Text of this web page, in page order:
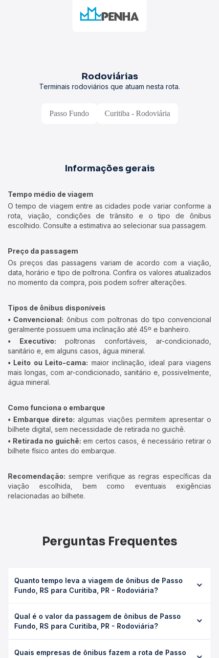
Rodoviárias
Terminais rodoviários que atuam nesta rota.
Passo Fundo Curitiba - Rodoviária
Informações gerais
Tempo médio de viagem
O tempo de viagem entre as cidades pode variar conforme a
rota, viação, condições de trânsito e o tipo de ônibus
escolhido. Consulte a estimativa ao selecionar sua passagem.
Preço da passagem
Os preços das passagens variam de acordo com a viação,
data, horário e tipo de poltrona. Confira os valores atualizados
no momento da compra, pois podem sofrer alterações.
Tipos de ônibus disponíveis
• Convencional: ônibus com poltronas do tipo convencional
geralmente possuem uma inclinação até 45º e banheiro.
• Executivo: poltronas confortáveis, ar-condicionado,
sanitário e, em alguns casos, água mineral.
• Leito ou Leito-cama: maior inclinação, ideal para viagens
mais longas, com ar-condicionado, sanitário e, possivelmente,
água mineral.
Como funciona o embarque
• Embarque direto: algumas viações permitem apresentar o
bilhete digital, sem necessidade de retirada no guichê.
• Retirada no guichê: em certos casos, é necessário retirar o
bilhete físico antes do embarque.
Recomendação: sempre verifique as regras específicas da
viação escolhida, bem como eventuais exigências
relacionadas ao bilhete.
Perguntas Frequentes
Quanto tempo leva a viagem de ônibus de Passo
Fundo, RS para Curitiba, PR - Rodoviária?
- Rodoviária leva em média 11h 8min, podendo variar
conforme a viação, o tipo de serviço (convencional,
Qual é o valor da passagem de ônibus de Passo
Fundo, RS para Curitiba, PR - Rodoviária?
Curitiba, PR - Rodoviária custa em média R$ 282,71 e varia
Quais empresas de ônibus fazem a rota de Passo